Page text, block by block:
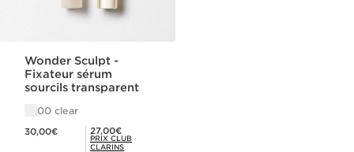
Wonder Sculpt -
Fixateur sérum
sourcils transparent
00 clear
30,00€ Prix Club Clarins 27,00€
27,00€
PRIX CLUB
CLARINS